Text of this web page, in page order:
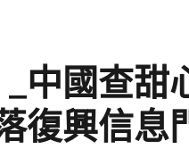
中國查甜
復興信息